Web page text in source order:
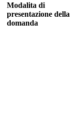
Modalita di
presentazione della
domanda